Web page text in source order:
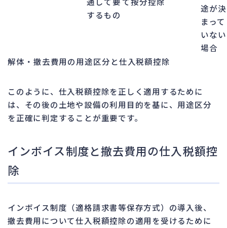
するもの
途が決
まって
いない
場合
解体・撤去費用の用途区分と仕入税額控除
このように、仕入税額控除を正しく適用するために
は、その後の土地や設備の利用目的を基に、用途区分
を正確に判定することが重要です。
インボイス制度と撤去費用の仕入税額控
除
インボイス制度（適格請求書等保存方式）の導入後、
撤去費用について仕入税額控除の適用を受けるために